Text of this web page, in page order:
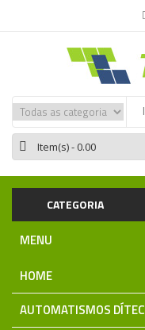
Item(s)- 0.00
CATEGORIA
MENU
HOME
AUTOMATISMOS DÍTEC